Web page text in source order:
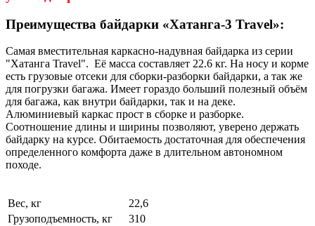
Преимущества байдарки «Хатанга-3 Travel»:
Самая вместительная каркасно-надувная байдарка из серии
"Хатанга Travel". Её масса составляет 22.6 кг. На носу и корме
есть грузовые отсеки для сборки-разборки байдарки, а так же
для погрузки багажа. Имеет гораздо больший полезный объём
для багажа, как внутри байдарки, так и на деке.
Алюминиевый каркас прост в сборке и разборке.
Соотношение длины и ширины позволяют, уверено держать
байдарку на курсе. Обитаемость достаточная для обеспечения
определенного комфорта даже в длительном автономном
походе.
Вес, кг
22,6
Грузоподъемность, кг
310